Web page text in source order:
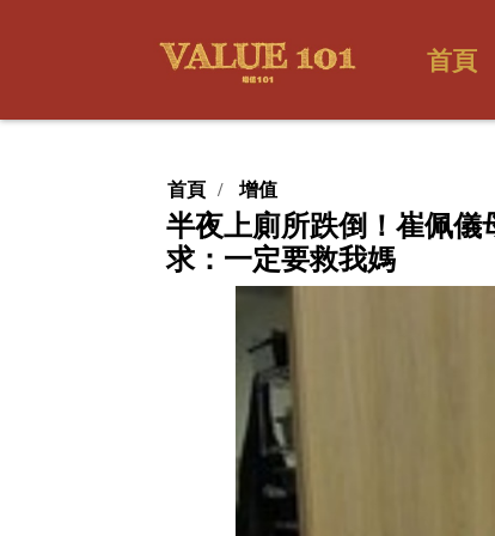
首頁
首頁 增值
半夜上廁所跌倒！崔佩
求：一定要救我媽